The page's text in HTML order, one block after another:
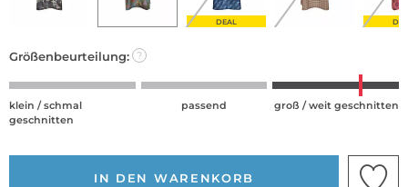
DEAL
Größenbeurteilung: ?
klein / schmal
geschnitten
passend groß / weit geschnitten
IN DEN WARENKORB